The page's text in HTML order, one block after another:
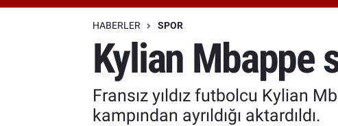
HABERLER SPOR
Kylian Mbappe
Fransız yıldız futbolcu Kylian
kampından ayrıldığı aktardıldı.
Özel Haberler
Özel Haberler
Haber Arşivi